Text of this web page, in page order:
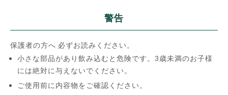
警告
保護者の方へ 必ずお読みください。
小さな部品があり飲み込むと危険です。3歳未満のお子様
には絶対に与えないでください。
ご使用前に内容物をご確認ください。